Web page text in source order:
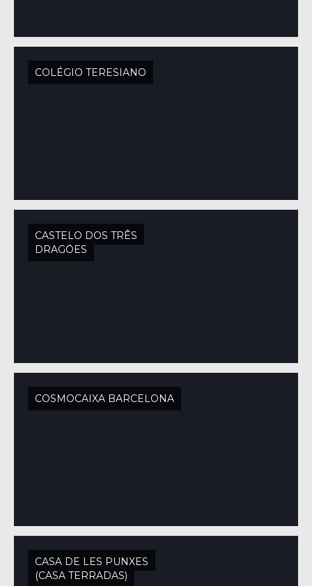
COLÉGIO TERESIANO
CASTELO DOS TRÊS
DRAGÕES
COSMOCAIXA BARCELONA
CASA DE LES PUNXES
(CASA TERRADAS)